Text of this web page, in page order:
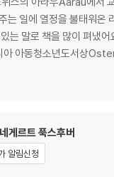
는 일에 열정을 불태워온
는 말로 책을 많이 펴냈
아 아동청소년도서상
을 받았어요. 라우
노아의 방주』 『평화의 왕-
게르트 푹스후버
알림신청